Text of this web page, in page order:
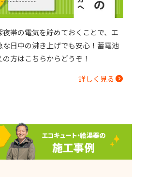
夜帯の電気を貯めておくことで、エ
な日中の沸き上げでも安心！蓄電池
方はこちらからどうぞ！
詳しく見る
エコキュート・給湯器の
施工事例